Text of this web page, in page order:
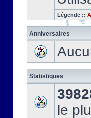
Légende ::
Anniversaires
Statistiques
le